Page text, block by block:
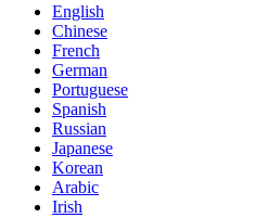
English
Chinese
French
German
Portuguese
Spanish
Russian
Japanese
Korean
Arabic
Irish